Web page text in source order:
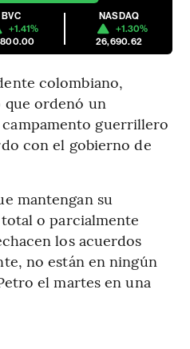
BVC
+1.41%
NASDAQ
+1.30%
26,690.62
colombiano,
ordenó un
guerrillero
con el gobierno de
mantengan su
o parcialmente
los acuerdos
no están en ningún
el martes en una